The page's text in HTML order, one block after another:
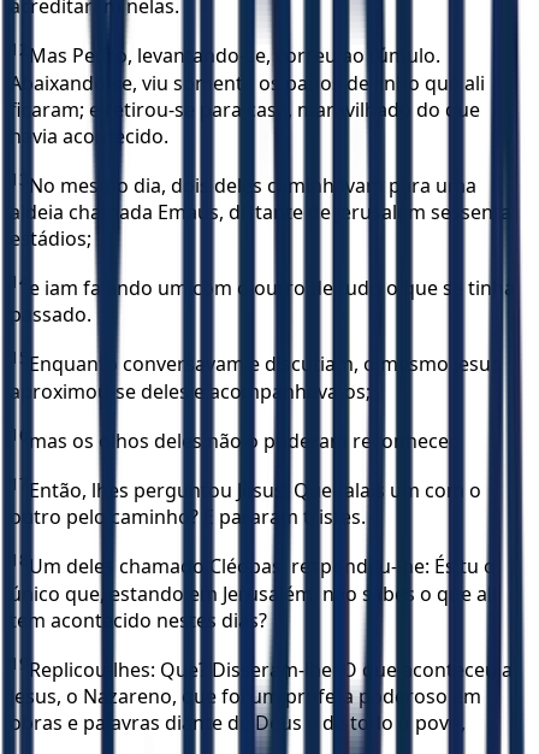
acreditaram nelas.
12 Mas Pedro, levantando-se, correu ao túmulo.
Abaixando-se, viu somente os panos de linho que ali
ficaram; e retirou-se para casa, maravilhado do que
havia acontecido.
13 No mesmo dia, dois deles caminhavam para uma
aldeia chamada Emaús, distante de Jerusalém sessenta
estádios;
14 e iam falando um com o outro de tudo o que se tinha
passado.
15 Enquanto conversavam e discutiam, o mesmo Jesus
aproximou-se deles e acompanhava-os;
16 mas os olhos deles não o puderam reconhecer.
17 Então, lhes perguntou Jesus: Que falais um com o
outro pelo caminho? E pararam tristes.
18 Um deles chamado Cléopas, respondeu-lhe: És tu o
único que, estando em Jerusalém, não sabes o que ali
tem acontecido nestes dias?
19 Replicou-lhes: Que? Disseram-lhe: O que aconteceu a
Jesus, o Nazareno, que foi um profeta poderoso em
obras e palavras diante de Deus e de todo o povo,